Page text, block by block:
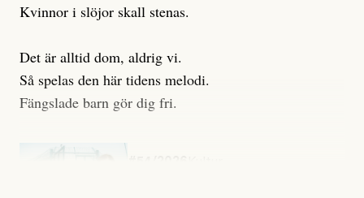
Kvinnor i slöjor skall stenas.
Det är alltid dom, aldrig vi.
Så spelas den här tidens melodi.
Fängslade barn gör dig fri.